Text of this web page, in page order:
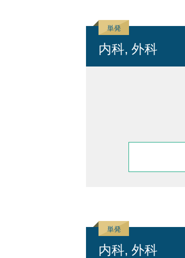
内科, 外科
内科, 外科